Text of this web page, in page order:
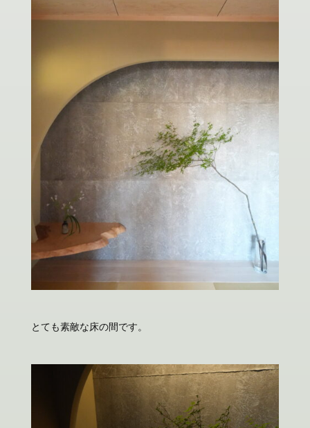
とても素敵な床の間です。